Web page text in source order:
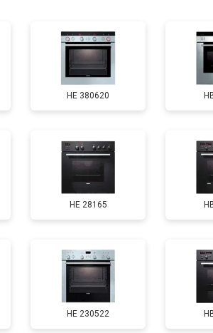
HE 380620
HE 28165
HE 230522